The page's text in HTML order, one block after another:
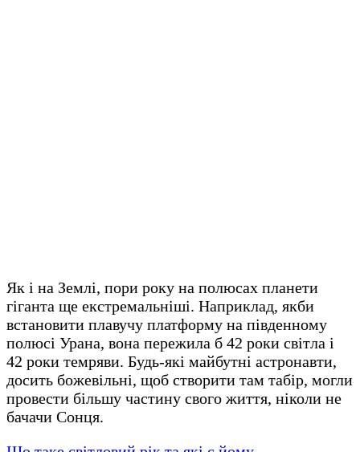
Як і на Землі, пори року на полюсах планети
гіганта ще екстремальніші. Наприклад, якби
встановити плавучу платформу на південному
полюсі Урана, вона пережила б 42 роки світла і
42 роки темряви. Будь-які майбутні астронавти,
досить божевільні, щоб створити там табір, могли
провести більшу частину свого життя, ніколи не
бачачи Сонця.